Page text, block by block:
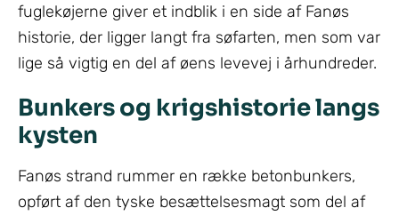
fuglekøjerne giver et indblik i en side af Fanøs
historie, der ligger langt fra søfarten, men som var
lige så vigtig en del af øens levevej i århundreder.
Bunkers og krigshistorie langs
kysten
Fanøs strand rummer en række betonbunkers,
opført af den tyske besættelsesmagt som del af